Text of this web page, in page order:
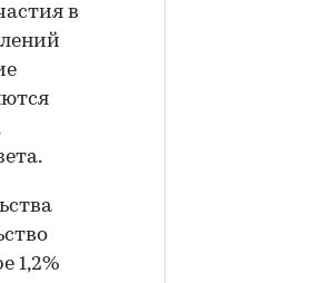
в
1,2%